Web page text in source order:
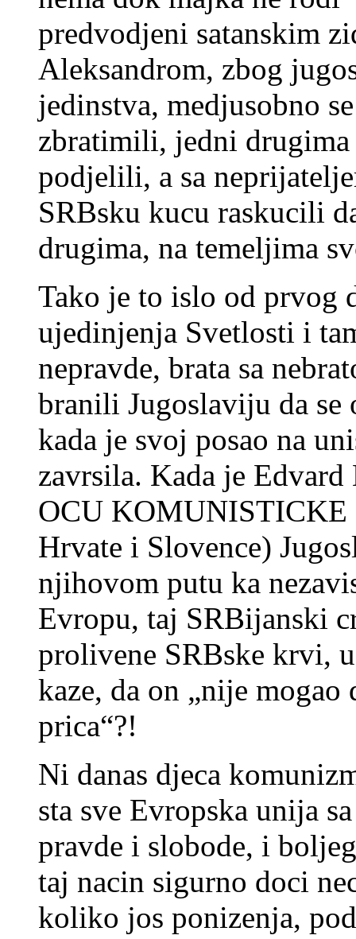
predvodjeni satanskim
Aleksandrom, zbog
jedinstva, medjusobno
zbratimili, jedni
podjelili, a sa
SRBsku kucu raskucili
drugima, na temeljima
Tako je to islo od prvog
ujedinjenja Svetlosti i
nepravde, brata sa
branili Jugoslaviju da se
kada je svoj posao na
zavrsila. Kada je
OCU KOMUNISTICKE
Hrvate i Slovence)
njihovom putu ka
Evropu, taj SRBijanski
prolivene SRBske krvi,
kaze, da on „nije
prica“?!
Ni danas djeca
sta sve Evropska unija
pravde i slobode, i
taj nacin sigurno doci
koliko jos ponizenja,